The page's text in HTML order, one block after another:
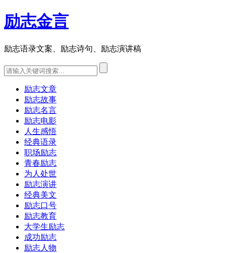
励志金言
励志语录文案、励志诗句、励志演讲稿
励志文章
励志故事
励志名言
励志电影
人生感悟
经典语录
职场励志
青春励志
为人处世
励志演讲
经典美文
励志口号
励志教育
大学生励志
成功励志
励志人物